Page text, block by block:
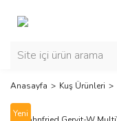
Anasayfa Kuş Ürünleri
Yeni